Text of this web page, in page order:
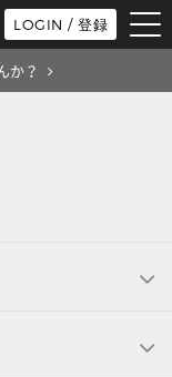
LOGIN / 登録
か？